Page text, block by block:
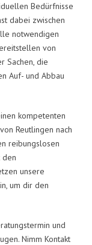
Bedürfnisse
dabei zwischen
notwendigen
von
Sachen, die
Auf- und Abbau
kompetenten
Reutlingen nach
reibungslosen
den
unsere
um dir den
und
Nimm Kontakt